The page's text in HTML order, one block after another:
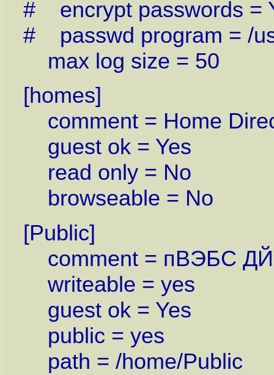
# encrypt passwords =
# passwd program = /
max log size = 50
[homes]
comment = Home
guest ok = Yes
read only = No
browseable = No
[Public]
comment = пВЭБС
writeable = yes
guest ok = Yes
public = yes
path = /home/Public